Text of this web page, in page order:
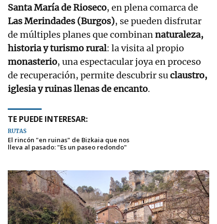
Santa María de Rioseco, en plena comarca de
Las Merindades (Burgos), se pueden disfrutar
de múltiples planes que combinannaturaleza,
historia y turismo rural: la visita al propio
monasterio, una espectacular joya en proceso
de recuperación, permite descubrir suclaustro,
iglesia y ruinas llenas de encanto.
TE PUEDE INTERESAR:
RUTAS
El rincón "en ruinas" de Bizkaia que nos
lleva al pasado: "Es un paseo redondo"